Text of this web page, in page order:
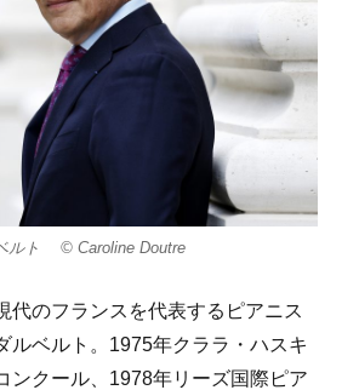
ルト © Caroline Doutre
代のフランスを代表するピアニス
ルベルト。1975年クララ・ハスキ
ンクール、1978年リーズ国際ピア